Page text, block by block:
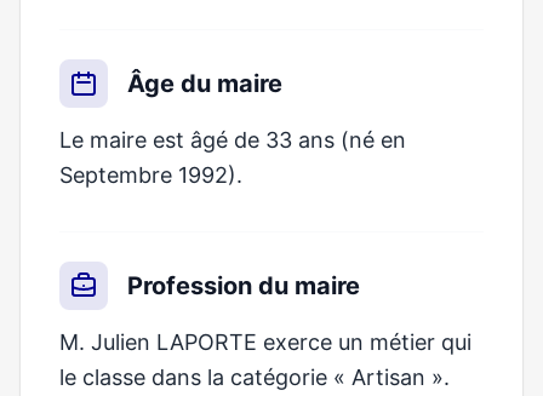
Âge du maire
Le maire est âgé de 33 ans (né en
Septembre 1992).
Profession du maire
M. Julien LAPORTE exerce un métier qui
le classe dans la catégorie « Artisan ».